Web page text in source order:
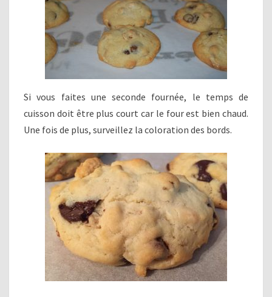
Si vous faites une seconde fournée, le temps de
cuisson doit être plus court car le four est bien chaud.
Une fois de plus, surveillez la coloration des bords.